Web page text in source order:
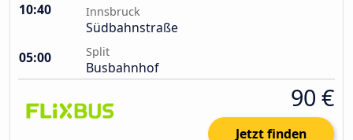
10:40 Innsbruck
Südbahnstraße
05:00
Split
Busbahnhof
90 €
Jetzt finden